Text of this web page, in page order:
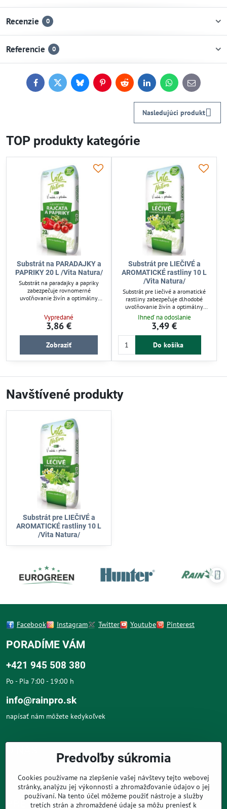
Recenzie 0
Referencie 0
FacebookTwitterBlueskyPinterestReddit LinkedInWhatsApp
E-
mail
Nasledujúci produkt
TOP produkty kategórie
Substrát na PARADAJKY a
PAPRIKY 20 L /Vita Natura/
Substrát na paradajky a papriky
zabezpečuje rovnomerné
uvoľňovanie živín a optimálny
Obsahuje dve organické hnojivá a
podporuje pevné zakoreňovanie
rastlín. Vhodný na pestovanie v
pôde aj v nádobách. Ideálny pre
záhradkárov, ktorí preferujú
Vypredané
3,86 €
Zobraziť
Substrát pre LIEČIVÉ a
AROMATICKÉ rastliny 10 L
/Vita Natura/
Substrát pre liečivé a aromatické
rastliny zabezpečuje dlhodobé
uvoľňovanie živín a optimálny
prístup vzduchu ku koreňom. Vďaka
mikrogranulácii hnojiva podporuje
tvorbu silíc a aróm. Je vhodný pre
bylinky v kuchyni aj prírodnom
liečiteľstve, bez priemyselných
pestovanie.
Ihneď na odoslanie
3,49 €
Do košíka
Navštívené produkty
Substrát pre LIEČIVÉ a
AROMATICKÉ rastliny 10 L
/Vita Natura/
Facebook Instagram Twitter Youtube Pinterest
PORADÍME VÁM
+421 945 508 380
Po - Pia 7:00 - 19:00 h
info@rainpro.sk
napísať nám môžete kedykoľvek
O NÁKUPE
PRE ZÁKAZNÍKOV
Predvoľby súkromia
Cookies používame na zlepšenie vašej návštevy tejto webovej
stránky, analýzu jej výkonnosti a zhromažďovanie údajov o jej
používaní. Na tento účel môžeme použiť nástroje a služby
tretích strán a zhromaždené údaje sa môžu preniesť k